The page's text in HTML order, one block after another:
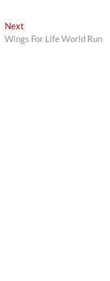
NextNext
post:
Wings For Life World Run